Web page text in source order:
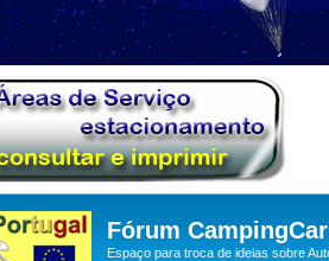
Fórum
Espaço para troca de ideias sobre